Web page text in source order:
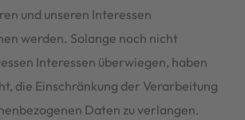
und unseren Interessen
werden. Solange noch nicht
Interessen überwiegen, haben
die Einschränkung der Verarbeitung
Daten zu verlangen.